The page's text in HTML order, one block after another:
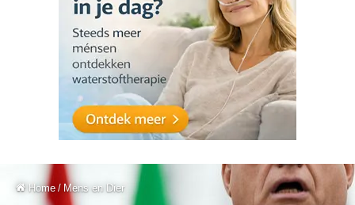
Home / Mens en Dier